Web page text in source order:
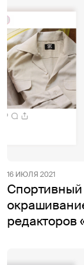
16 ИЮЛЯ 2021
редакторов